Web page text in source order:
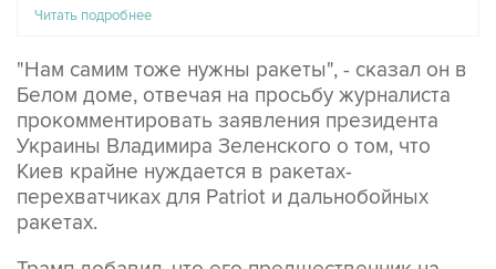
Читать подробнее
"Нам самим тоже нужны ракеты", - сказал он в
Белом доме, отвечая на просьбу журналиста
прокомментировать заявления президента
Украины Владимира Зеленского о том, что
Киев крайне нуждается в ракетах-
перехватчиках для Patriot и дальнобойных
ракетах.